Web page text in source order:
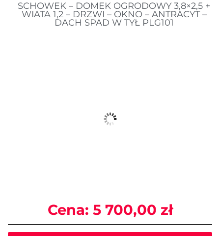
SCHOWEK – DOMEK OGRODOWY 3,8×2,5 +
WIATA 1,2 – DRZWI – OKNO – ANTRACYT –
DACH SPAD W TYŁ PLG101
Cena: 5 700,00 zł